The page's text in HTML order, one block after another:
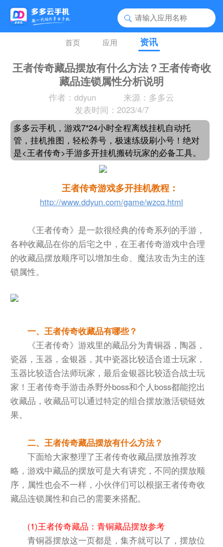
首页 应用 资讯
王者传奇藏品摆放有什么方法？王者传奇收
藏品连锁属性分析说明
作者：ddyun
来源：多多云
发表时间：2023/4/7
多多云手机，游戏7*24小时全程离线挂机自动托
管，挂机推图，轻松养号，极速练级刷小号！绝对
是<王者传奇>手游多开挂机搬砖玩家的必备工具。
王者传奇游戏多开挂机教程：
http://www.ddyun.com/game/wzcq.html
《王者传奇》是一款很经典的传奇系列的手游，
各种收藏品在你的后宅之中，在王者传奇游戏中合理
的收藏品摆放顺序可以增加生命、魔法攻击为主的连
锁属性。
一、王者传奇收藏品有哪些？
《王者传奇》游戏里的藏品分为青铜器，陶器，
瓷器，玉器，金银器，其中瓷器比较适合道士玩家，
玉器比较适合法师玩家，最后金银器比较适合战士玩
家！王者传奇手游击杀野外boss和个人boss都能挖出
收藏品，收藏品可以通过特定的组合摆放激活锁链效
果。
二、王者传奇藏品摆放有什么方法？
下面给大家整理了王者传奇收藏品摆放推荐攻
略，游戏中藏品的摆放可是大有讲究，不同的摆放顺
序，属性也会不一样，小伙伴们可以根据王者传奇收
藏品连锁属性和自己的需要来搭配。
(1)王者传奇藏品：青铜藏品摆放参考
青铜器摆放这一页都是，集齐就可以了，摆放位